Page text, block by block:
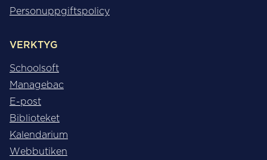
Personuppgiftspolicy
VERKTYG
Schoolsoft
Managebac
E-post
Biblioteket
Kalendarium
Webbutiken